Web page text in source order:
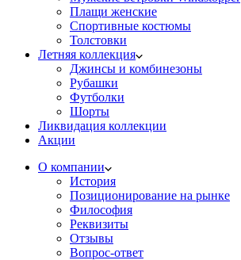
Плащи женские
Спортивные костюмы
Толстовки
Летняя коллекция
Джинсы и комбинезоны
Рубашки
Футболки
Шорты
Ликвидация коллекции
Акции
О компании
История
Позиционирование на рынке
Философия
Реквизиты
Отзывы
Вопрос-ответ